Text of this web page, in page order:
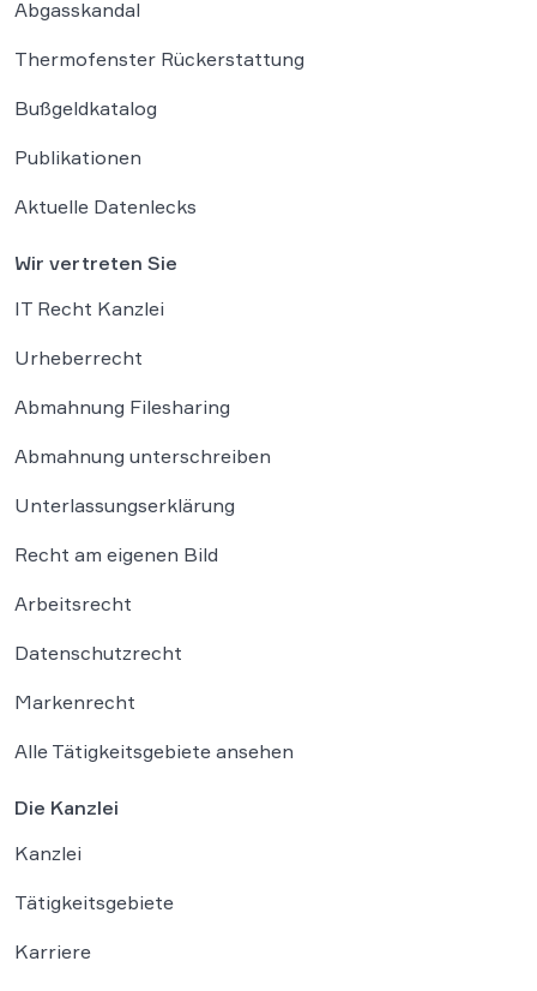
Abgasskandal
Thermofenster Rückerstattung
Bußgeldkatalog
Publikationen
Aktuelle Datenlecks
Wir vertreten Sie
IT Recht Kanzlei
Urheberrecht
Abmahnung Filesharing
Abmahnung unterschreiben
Unterlassungserklärung
Recht am eigenen Bild
Arbeitsrecht
Datenschutzrecht
Markenrecht
Alle Tätigkeitsgebiete ansehen
Die Kanzlei
Kanzlei
Tätigkeitsgebiete
Karriere